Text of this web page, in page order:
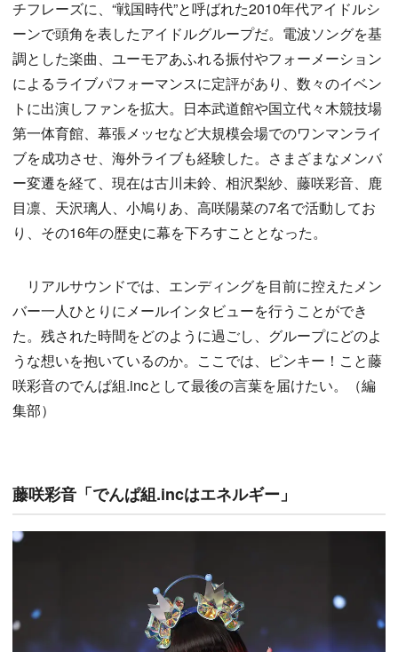
チフレーズに、“戦国時代”と呼ばれた2010年代アイドルシ
ーンで頭角を表したアイドルグループだ。電波ソングを基
調とした楽曲、ユーモアあふれる振付やフォーメーション
によるライブパフォーマンスに定評があり、数々のイベン
トに出演しファンを拡大。日本武道館や国立代々木競技場
第一体育館、幕張メッセなど大規模会場でのワンマンライ
ブを成功させ、海外ライブも経験した。さまざまなメンバ
ー変遷を経て、現在は古川未鈴、相沢梨紗、藤咲彩音、鹿
目凛、天沢璃人、小鳩りあ、高咲陽菜の7名で活動してお
り、その16年の歴史に幕を下ろすこととなった。
リアルサウンドでは、エンディングを目前に控えたメン
バー一人ひとりにメールインタビューを行うことができ
た。残された時間をどのように過ごし、グループにどのよ
うな想いを抱いているのか。ここでは、ピンキー！こと藤
咲彩音のでんぱ組.incとして最後の言葉を届けたい。（編
集部）
藤咲彩音「でんぱ組.incはエネルギー」